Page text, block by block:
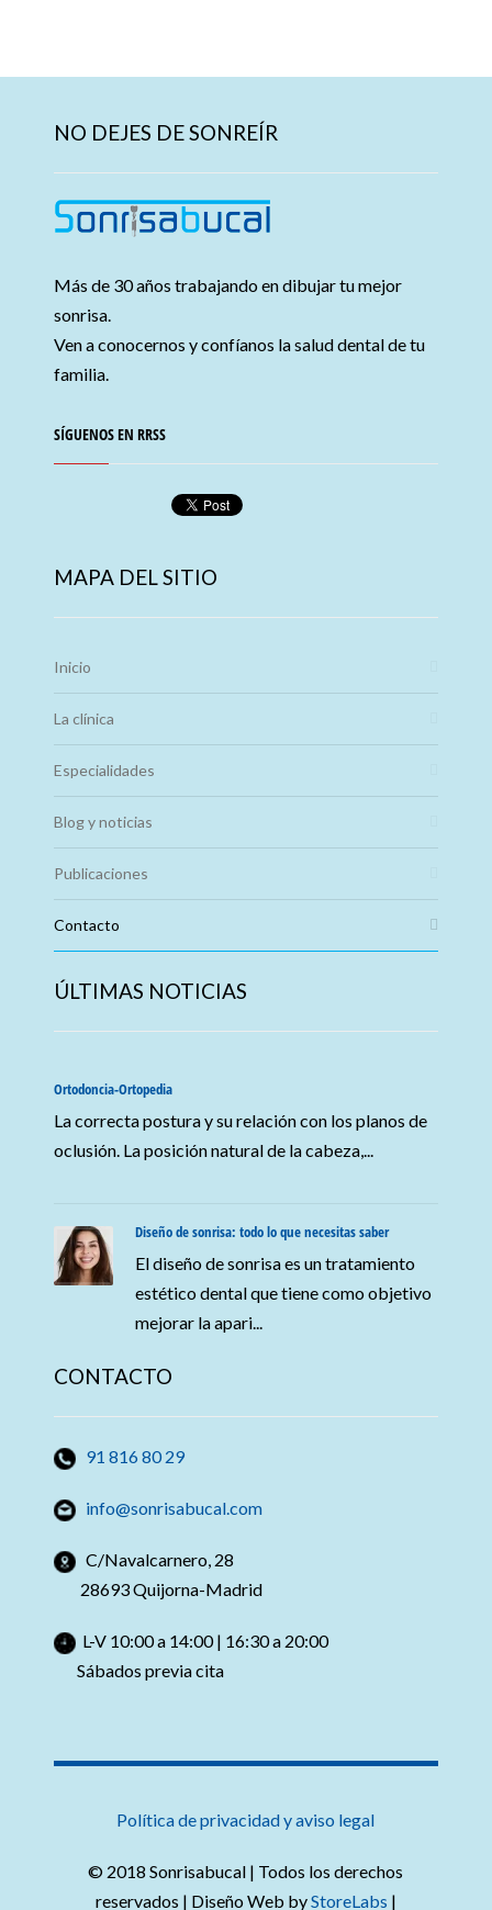
NO DEJES DE SONREÍR
Más de 30 años trabajando en dibujar tu mejor
sonrisa.
Ven a conocernos y confíanos la salud dental de tu
familia.
SÍGUENOS EN RRSS
MAPA DEL SITIO
Inicio
La clínica
Especialidades
Blog y noticias
Publicaciones
Contacto
ÚLTIMAS NOTICIAS
Ortodoncia-Ortopedia
La correcta postura y su relación con los planos de
oclusión. La posición natural de la cabeza,...
Diseño de sonrisa: todo lo que necesitas saber
El diseño de sonrisa es un tratamiento
estético dental que tiene como objetivo
mejorar la apari...
CONTACTO
91 816 80 29
info@sonrisabucal.com
C/Navalcarnero, 28
28693 Quijorna-Madrid
L-V 10:00 a 14:00 | 16:30 a 20:00
Sábados previa cita
Política de privacidad y aviso legal
© 2018 Sonrisabucal | Todos los derechos
reservados | Diseño Web byStoreLabs |